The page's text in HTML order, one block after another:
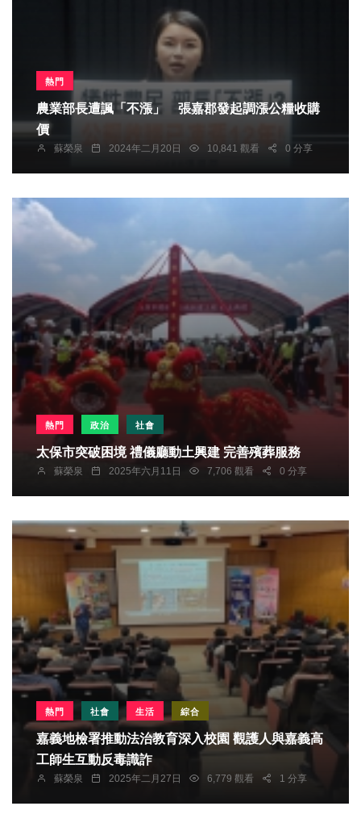
熱門
農業部長遭諷「不漲」 張嘉郡發起調漲公糧收購
價
蘇榮泉 2024年二月20日 10,841 觀看 0 分享
熱門 政治 社會
太保市突破困境 禮儀廳動土興建 完善殯葬服務
蘇榮泉 2025年六月11日 7,706 觀看 0 分享
熱門 社會 生活 綜合
嘉義地檢署推動法治教育深入校園 觀護人與嘉義高
工師生互動反毒識詐
蘇榮泉 2025年二月27日 6,779 觀看 1 分享